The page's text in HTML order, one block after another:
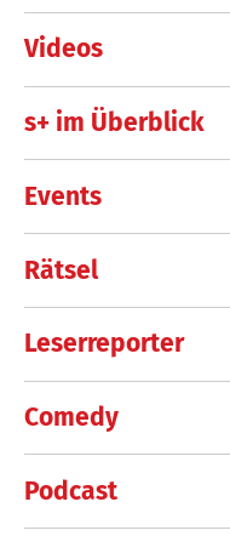
Videos
s+ im Überblick
Events
Rätsel
Leserreporter
Comedy
Podcast